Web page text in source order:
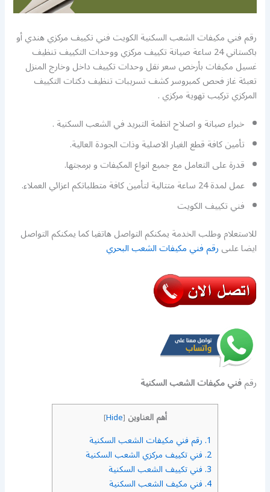
رقم فني مكيفات الشعب السكنية الكويت فني تكييف مركزي هندي أو
باكستاني 24 ساعة صيانة تكييف مركزي ووحدات التكييف تنظيف
غسيل مكيفات بأرخص سعر نقل وحدات تكييف داخل وخارج المنزل
تعبئة غاز فحص كمبروسر كشف تسريبات تنظيف دكتات التكييف
المركزي تركيب تهوية مركزي .
خبراء صيانة و اصلاح انظمة التبريد في الشعب السكنية .
تأمين كافة قطع الغيار الاصلية وذات الجودة العالية.
قدرة على التعامل مع جميع انواع المكيفات و برمجتها.
عمل لمدة 24 ساعة متتالية لتأمين كافة متطلباتكم اعزائي العملاء.
فني تكييف الكويت
للاستعلام وطلب الخدمة يمكنكم التواصل هاتفيا كما يمكنكم التواصل
ايضا علىىرقم فني مكيفات الشعب البحري
رقمفني مكيفات الشعب السكنية
أهم العناوين [
Hide
]
1. رقم فني مكيفات الشعب السكنية
2. فني تكييف مركزي الشعب السكنية
3. فني تكييف الشعب السكنية
4. فني مكيف الشعب السكنية